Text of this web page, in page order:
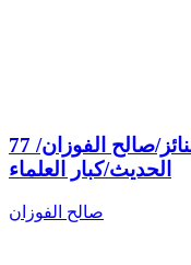
77 من 175 /شرح بلوغ المرام/الجنائز/صالح الفوزان/
الحديث/كبار العلماء
صالح الفوزان